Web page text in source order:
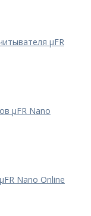
μFR
μFR Nano
Nano Online